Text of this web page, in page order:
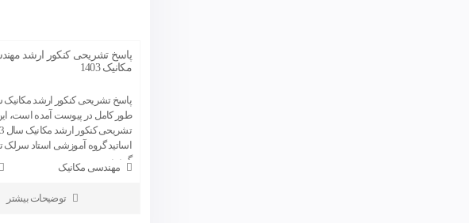
پاسخ تشریحی کنکور ارشد
مکانیک 1403
طور کامل در پیوست آمده است،
اساتید گروه آموزشی استاد سرلک
گردیده...
مهندسی مکانیک
توضیحات بیشتر